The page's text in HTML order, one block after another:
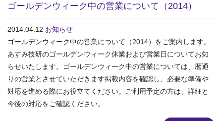
ゴールデンウィーク中の営業について（2014）
2014.04.12 お知らせ
ゴールデンウィーク中の営業について（2014）をご案内します。
あすみ技研のゴールデンウィーク休業および営業日についてお知
らせいたします。ゴールデンウィーク中の営業については、暦通
りの営業とさせていただきます掲載内容を確認し、必要な準備や
対応を進める際にお役立てください。ご利用予定の方は、詳細と
今後の対応をご確認ください。